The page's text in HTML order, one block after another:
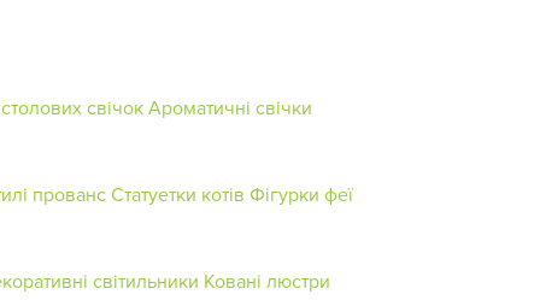
свічокАроматичні свічки
провансСтатуетки котів Фігурки феї
світильники Ковані люстри